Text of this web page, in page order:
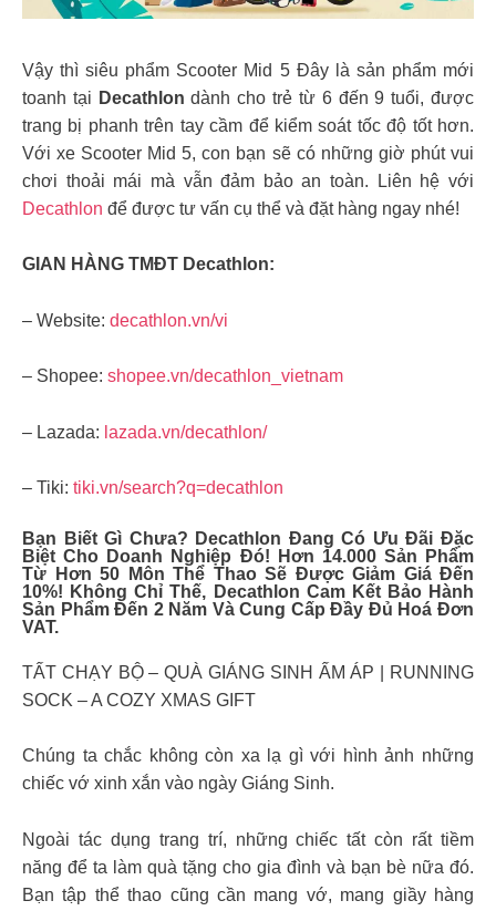
Vậy thì siêu phẩm Scooter Mid 5 Đây là sản phẩm mới
toanh tại Decathlon dành cho trẻ từ 6 đến 9 tuổi, được
trang bị phanh trên tay cầm để kiểm soát tốc độ tốt hơn.
Với xe Scooter Mid 5, con bạn sẽ có những giờ phút vui
chơi thoải mái mà vẫn đảm bảo an toàn. Liên hệ với
Decathlon để được tư vấn cụ thể và đặt hàng ngay nhé!
GIAN HÀNG TMĐT Decathlon:
– Website: decathlon.vn/vi
– Shopee: shopee.vn/decathlon_vietnam
– Lazada: lazada.vn/decathlon/
– Tiki: tiki.vn/search?q=decathlon
Bạn Biết Gì Chưa? Decathlon Đang Có Ưu Đãi Đặc
Biệt Cho Doanh Nghiệp Đó! Hơn 14.000 Sản Phẩm
Từ Hơn 50 Môn Thể Thao Sẽ Được Giảm Giá Đến
10%! Không Chỉ Thế, Decathlon Cam Kết Bảo Hành
Sản Phẩm Đến 2 Năm Và Cung Cấp Đầy Đủ Hoá Đơn
VAT.
TẤT CHẠY BỘ – QUÀ GIÁNG SINH ẤM ÁP | RUNNING
SOCK – A COZY XMAS GIFT
Chúng ta chắc không còn xa lạ gì với hình ảnh những
chiếc vớ xinh xắn vào ngày Giáng Sinh.
Ngoài tác dụng trang trí, những chiếc tất còn rất tiềm
năng để ta làm quà tặng cho gia đình và bạn bè nữa đó.
Bạn tập thể thao cũng cần mang vớ, mang giầy hàng